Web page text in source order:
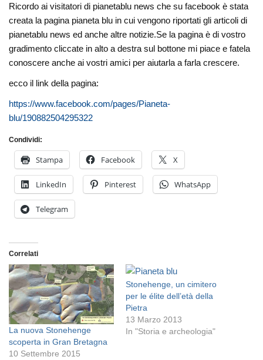
Ricordo ai visitatori di pianetablu news che su facebook è stata
creata la pagina pianeta blu in cui vengono riportati gli articoli di
pianetablu news ed anche altre notizie.Se la pagina è di vostro
gradimento cliccate in alto a destra sul bottone mi piace e fatela
conoscere anche ai vostri amici per aiutarla a farla crescere.
ecco il link della pagina:
https://www.facebook.com/pages/Pianeta-
blu/190882504295322
Condividi:
Stampa Facebook X
LinkedIn Pinterest WhatsApp
Telegram
Correlati
La nuova Stonehenge
scoperta in Gran Bretagna
10 Settembre 2015
Stonehenge, un cimitero
per le élite dell’età della
Pietra
13 Marzo 2013
In "Storia e archeologia"